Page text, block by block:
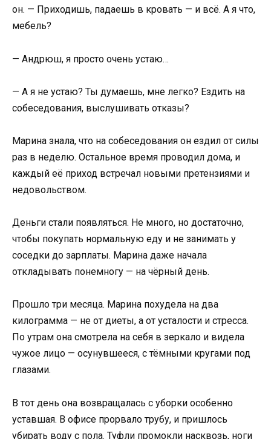
он. — Приходишь, падаешь в кровать — и всё. А я что,
мебель?
— Андрюш, я просто очень устаю…
— А я не устаю? Ты думаешь, мне легко? Ездить на
собеседования, выслушивать отказы?
Марина знала, что на собеседования он ездил от силы
раз в неделю. Остальное время проводил дома, и
каждый её приход встречал новыми претензиями и
недовольством.
Деньги стали появляться. Не много, но достаточно,
чтобы покупать нормальную еду и не занимать у
соседки до зарплаты. Марина даже начала
откладывать понемногу — на чёрный день.
Прошло три месяца. Марина похудела на два
килограмма — не от диеты, а от усталости и стресса.
По утрам она смотрела на себя в зеркало и видела
чужое лицо — осунувшееся, с тёмными кругами под
глазами.
В тот день она возвращалась с уборки особенно
уставшая. В офисе прорвало трубу, и пришлось
убирать воду с пола. Туфли промокли насквозь, ноги